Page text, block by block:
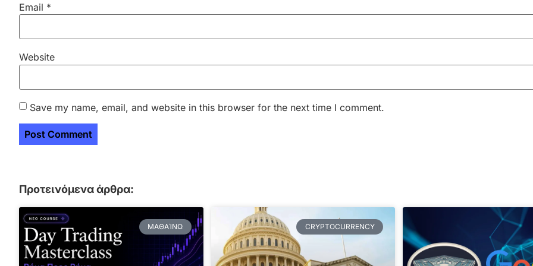
Email *
Website
Save my name, email, and website in this browser for the next time I comment.
Προτεινόμενα άρθρα:
ΜΑΘΑΊΝΩ CRYPTOCURRENCY